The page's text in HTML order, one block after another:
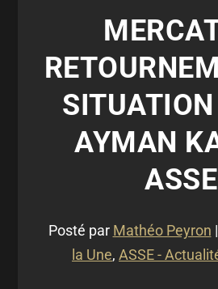
AYMAN
ASSE
Posté par Mathéo Peyron |
la Une, ASSE -